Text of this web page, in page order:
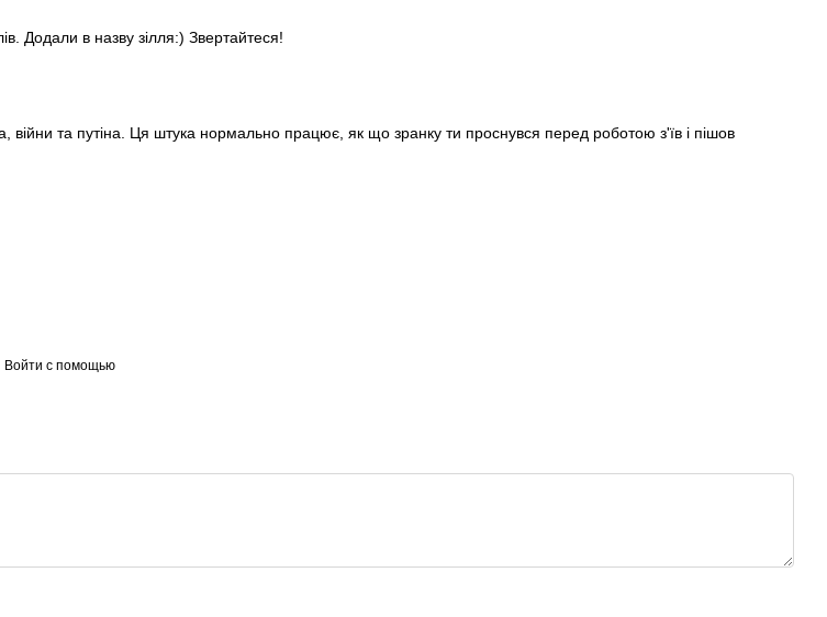
Додали в назву зілля:) Звертайтеся!
війни та путіна. Ця штука нормально працює, як що зранку ти проснувся перед роботою з'їв і пішов
Войти с помощью